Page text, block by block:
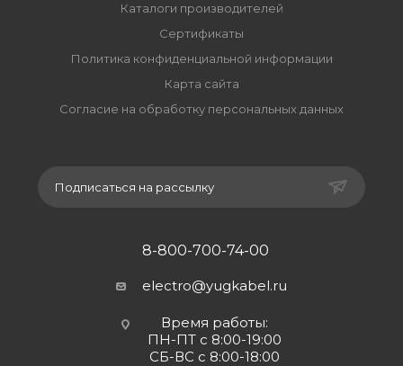
Каталоги производителей
Сертификаты
Политика конфиденциальной информации
Карта сайта
Согласие на обработку персональных данных
Подписаться на рассылку
8-800-700-74-00
electro@yugkabel.ru
Время работы:
ПН-ПТ с 8:00-19:00
СБ-ВС с 8:00-18:00